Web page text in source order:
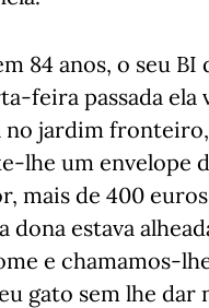
84 anos, o seu
feira passada
no jardim
lhe um envelope
mais de 400
dona estava
e chamamos-
gato sem lhe dar